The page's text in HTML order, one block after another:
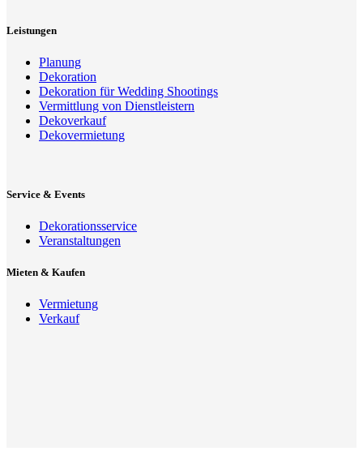
Leistungen
Planung
Dekoration
Dekoration für Wedding Shootings
Vermittlung von Dienstleistern
Dekoverkauf
Dekovermietung
Service & Events
Dekorationsservice
Veranstaltungen
Mieten & Kaufen
Vermietung
Verkauf